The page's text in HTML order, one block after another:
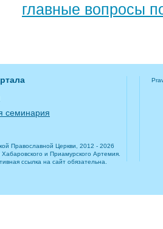
главные вопросы
семинария
Православной Церкви, 2012 - 2026
и Приамурского Артемия.
ссылка на сайт обязательна.